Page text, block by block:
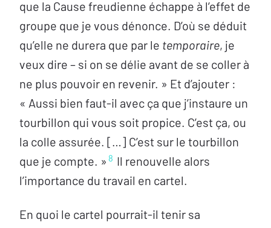
que la Cause freudienne échappe à l’effet de
groupe que je vous dénonce. D’où se déduit
qu’elle ne durera que par le temporaire, je
veux dire – si on se délie avant de se coller à
ne plus pouvoir en revenir. » Et d’ajouter :
« Aussi bien faut-il avec ça que j’instaure un
tourbillon qui vous soit propice. C’est ça, ou
la colle assurée. […] C’est sur le tourbillon
que je compte. » 8 Il renouvelle alors
l’importance du travail en cartel.
En quoi le cartel pourrait-il tenir sa